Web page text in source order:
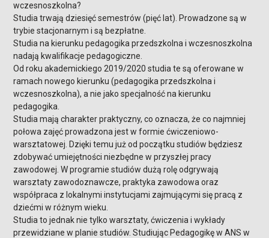
wczesnoszkolna?
Studia trwają dziesięć semestrów (pięć lat). Prowadzone są w
trybie stacjonarnym i są bezpłatne.
Studia na kierunku pedagogika przedszkolna i wczesnoszkolna
nadają kwalifikacje pedagogiczne.
Od roku akademickiego 2019/2020 studia te są oferowane w
ramach nowego kierunku (pedagogika przedszkolna i
wczesnoszkolna), a nie jako specjalność na kierunku
pedagogika.
Studia mają charakter praktyczny, co oznacza, że co najmniej
połowa zajęć prowadzona jest w formie ćwiczeniowo-
warsztatowej. Dzięki temu już od początku studiów będziesz
zdobywać umiejętności niezbędne w przyszłej pracy
zawodowej. W programie studiów dużą rolę odgrywają
warsztaty zawodoznawcze, praktyka zawodowa oraz
współpraca z lokalnymi instytucjami zajmującymi się pracą z
dziećmi w różnym wieku.
Studia to jednak nie tylko warsztaty, ćwiczenia i wykłady
przewidziane w planie studiów. Studiując Pedagogikę w ANS w